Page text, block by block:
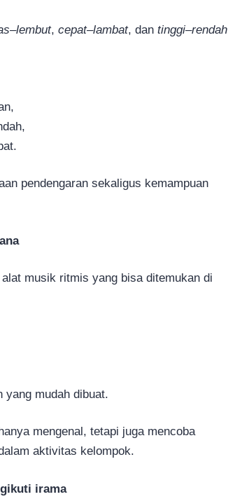
, cepat–lambat, dan tinggi–rendah
pendengaran sekaligus kemampuan
musik ritmis yang bisa ditemukan di
yang mudah dibuat.
mengenal, tetapi juga mencoba
aktivitas kelompok.
irama